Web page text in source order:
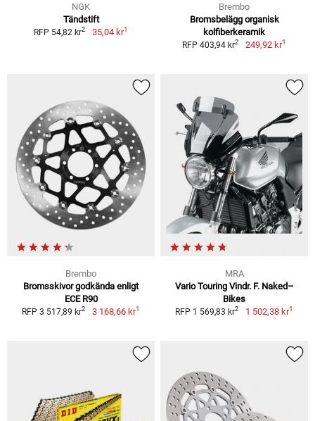
NGK
Tändstift
RFP 54,82 kr2 35,04 kr1
Brembo
Bromsbelägg organisk
kolfiberkeramik
RFP 403,94 kr2 249,92 kr1
Brembo
Bromsskivor godkända enligt
ECE R90
RFP 3 517,89 kr2 3 168,66 kr1
MRA
Vario Touring Vindr. F. Naked–
Bikes
RFP 1 569,83 kr2 1 502,38 kr1